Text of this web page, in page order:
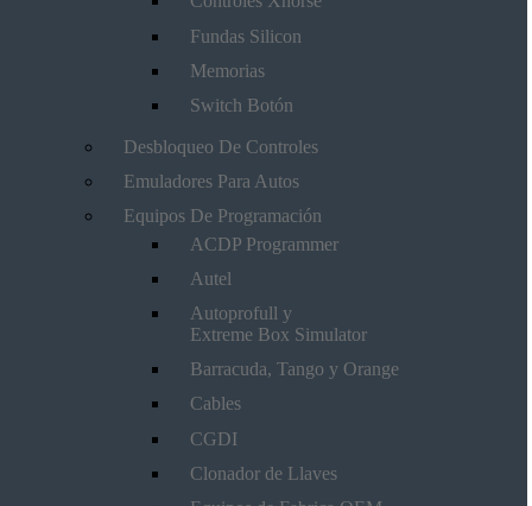
Fundas Silicon
Memorias
Switch Botón
Desbloqueo De Controles
Emuladores Para Autos
Equipos De Programación
ACDP Programmer
Autel
Autoprofull y
Extreme Box Simulator
Barracuda, Tango y Orange
Cables
CGDI
Clonador de Llaves